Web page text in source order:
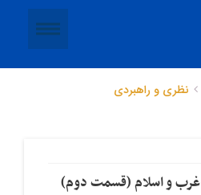
نظری و راهبردی
غرب و اسلام (قسمت دوم)